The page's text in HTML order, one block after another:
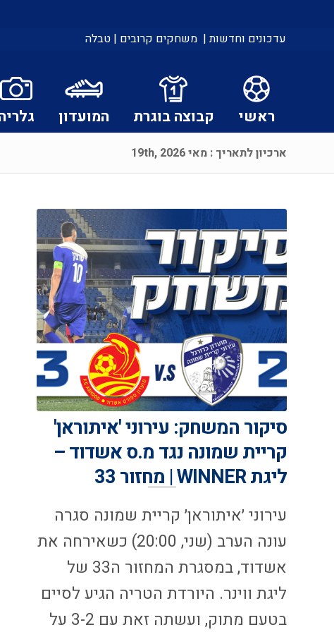
עדכונים וחדשות | משחקים קרובים | טבלה
ראשי קבוצה בוגרת המועדון
ארכיון לתאריך : מאי 19th, 2026
סיקור המשחק: עירוני 'איתוראן'
קריית שמונה נגד מ.ס אשדוד –
ליגת WINNER | מחזור 33
עירוני ׳איתוראן׳ קריית שמונה סגרה
עונה הערב (שני, 20:00) כשאירחה את
אשדוד, במסגרת המחזור ה33 של
ליגת ווינר. היורדת הטריה הגיע לסיים
בטעם מתוק, ועשתה זאת עם 3-2 על